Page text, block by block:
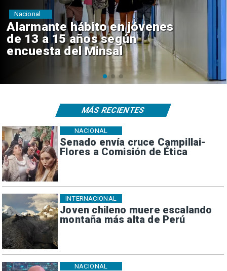
Aprueban creación del Parque
Sebastián Piñera con inversión
de $4 mil millones
Regiones
Senado envía cruce Campillai-
Flores a Comisión de Ética
NACIONAL
Joven chileno muere escalando
montaña más alta de Perú
INTERNACIONAL
NACIONAL
MÁS RECIENTES